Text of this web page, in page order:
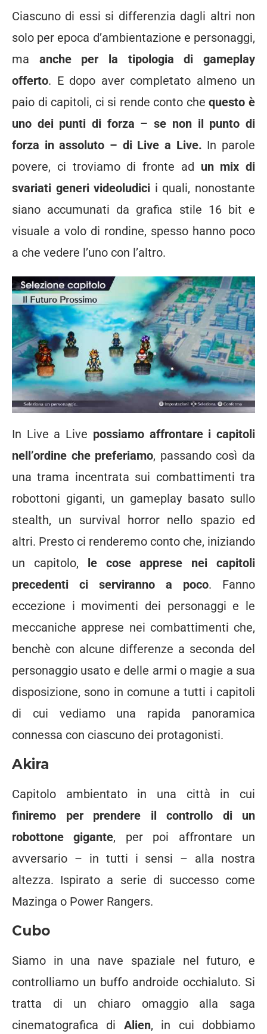
Ciascuno di essi si differenzia dagli altri non
solo per epoca d’ambientazione e personaggi,
ma anche per la tipologia di gameplay
offerto. E dopo aver completato almeno un
paio di capitoli, ci si rende conto chequesto è
uno dei punti di forza – se non il punto di
forza in assoluto – di Live a Live. In parole
povere, ci troviamo di fronte ad un mix di
svariati generi videoludici i quali, nonostante
siano accumunati da grafica stile 16 bit e
visuale a volo di rondine, spesso hanno poco
a che vedere l’uno con l’altro.
In Live a Live possiamo affrontare i capitoli
nell’ordine che preferiamo, passando così da
una trama incentrata sui combattimenti tra
robottoni giganti, un gameplay basato sullo
stealth, un survival horror nello spazio ed
altri. Presto ci renderemo conto che, iniziando
un capitolo, le cose apprese nei capitoli
precedenti ci serviranno a poco. Fanno
eccezione i movimenti dei personaggi e le
meccaniche apprese nei combattimenti che,
benchè con alcune differenze a seconda del
personaggio usato e delle armi o magie a sua
disposizione, sono in comune a tutti i capitoli
di cui vediamo una rapida panoramica
connessa con ciascuno dei protagonisti.
Akira
Capitolo ambientato in una città in cui
finiremo per prendere il controllo di un
robottone gigante, per poi affrontare un
avversario – in tutti i sensi – alla nostra
altezza. Ispirato a serie di successo come
Mazinga o Power Rangers.
Cubo
Siamo in una nave spaziale nel futuro, e
controlliamo un buffo androide occhialuto. Si
tratta di un chiaro omaggio alla saga
cinematografica di Alien, in cui dobbiamo